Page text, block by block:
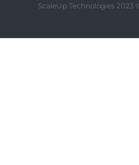
ScaleUp Technologies 2023